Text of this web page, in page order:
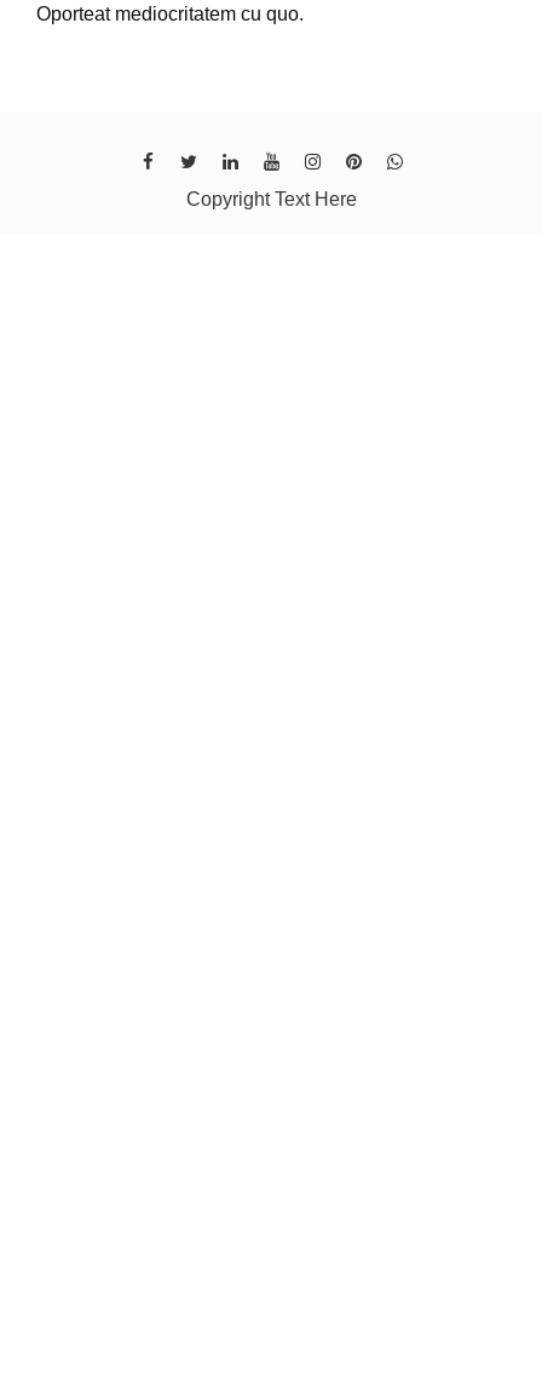
Oporteat mediocritatem cu quo.
Copyright Text Here